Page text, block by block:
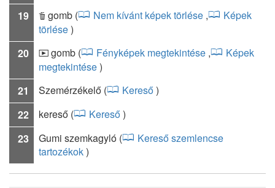
19
O gomb ( Nem kívánt képek törlése ,
Képek
törlése)
20
K gomb ( Fényképek megtekintése ,
Képek
megtekintése)
21
Szemérzékelő ( Kereső)
22
kereső ( Kereső)
23
Gumi szemkagyló (
Kereső szemlencse
tartozékok)